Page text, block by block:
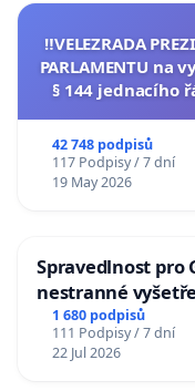
‼️VELEZRADA
PARLAMENTU na
§ 144 jednacího
42 748 podpisů
117 Podpisy / 7 dní
19 May 2026
Spravedlnost pro
nestranné
1 680 podpisů
111 Podpisy / 7 dní
22 Jul 2026